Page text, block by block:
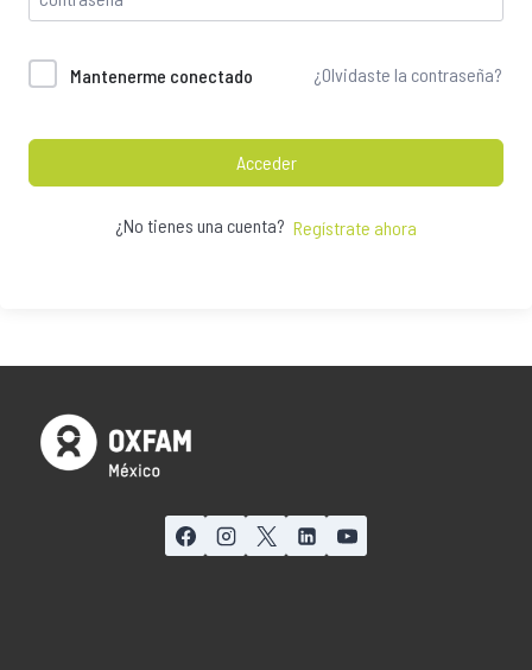
Mantenerme conectado ¿Olvidaste la contraseña?
Acceder
¿No tienes una cuenta? Regístrate ahora